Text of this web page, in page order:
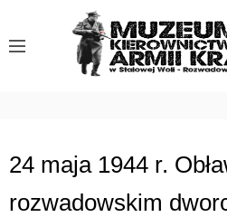
24 maja 1944 r.
rozwadowskim